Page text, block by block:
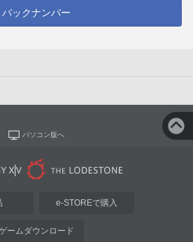
バックナンバー
パソコン版へ
e-STOREで購入
ームダウンロード